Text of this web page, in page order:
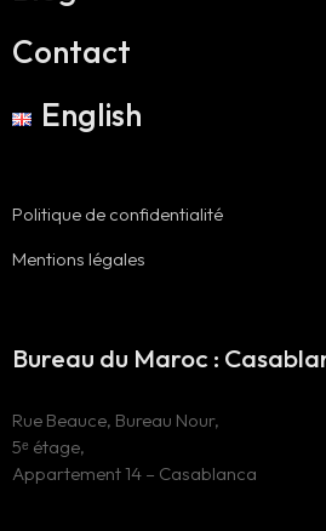
Contact
English
Politique de confidentialité
Mentions légales
Bureau du Maroc :
Rue Beauce, Bureau Nour,
5ᵉ étage,
Appartement 14 – Casablanca